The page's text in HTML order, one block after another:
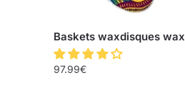
Baskets waxdisques wax
97.99€